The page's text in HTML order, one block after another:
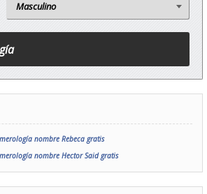
nombre Rebeca gratis
nombre Hector Said gratis